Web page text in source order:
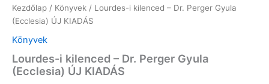
Kezdőlap / Könyvek / Lourdes-i kilenced – Dr. Perger Gyula
(Ecclesia) ÚJ KIADÁS
Könyvek
Lourdes-i kilenced – Dr. Perger Gyula
(Ecclesia) ÚJ KIADÁS